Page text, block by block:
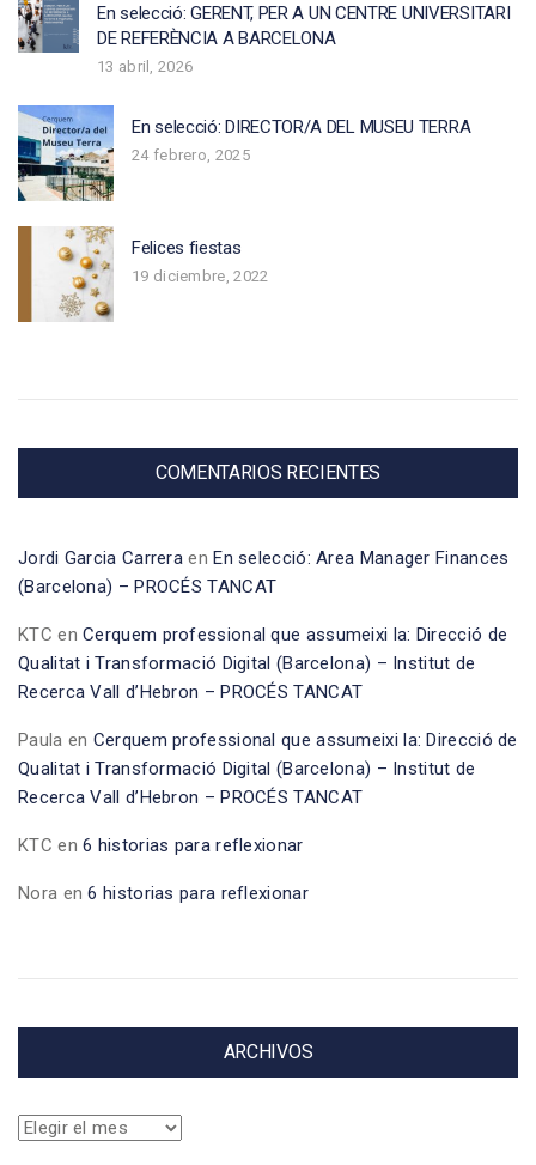
En selecció: GERENT, PER A UN CENTRE UNIVERSITARI
DE REFERÈNCIA A BARCELONA
13 abril, 2026
En selecció: DIRECTOR/A DEL MUSEU TERRA
24 febrero, 2025
Felices fiestas
19 diciembre, 2022
COMENTARIOS RECIENTES
Jordi Garcia Carrera enEn selecció: Area Manager Finances
(Barcelona) – PROCÉS TANCAT
KTC enCerquem professional que assumeixi la: Direcció de
Qualitat i Transformació Digital (Barcelona) – Institut de
Recerca Vall d’Hebron – PROCÉS TANCAT
Paula en Cerquem professional que assumeixi la: Direcció de
Qualitat i Transformació Digital (Barcelona) – Institut de
Recerca Vall d’Hebron – PROCÉS TANCAT
KTC en6 historias para reflexionar
Nora en6 historias para reflexionar
ARCHIVOS
Archivos